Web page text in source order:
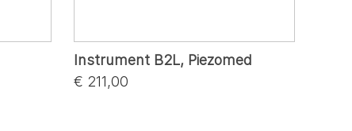
Instrument B2L, Piezomed
€ 211,00